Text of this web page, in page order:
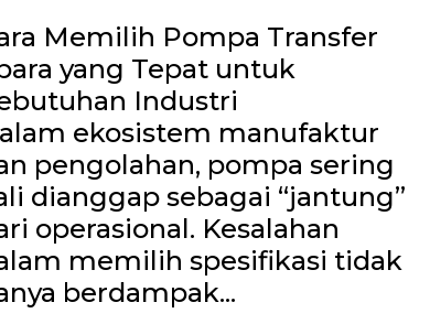
Memilih Pompa Transfer
yang Tepat untuk
Industri
ekosistem manufaktur
pengolahan, pompa sering
dianggap sebagai “jantung”
operasional. Kesalahan
memilih spesifikasi tidak
berdampak...